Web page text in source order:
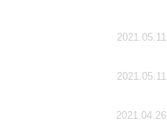
2021.05.11
2021.05.11
2021.04.26